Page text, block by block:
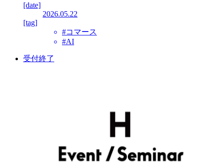
[date]
2026.05.22
[tag]
#コマース
#AI
受付終了